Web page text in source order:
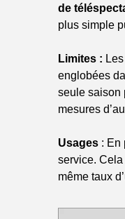
de
plus simple
Limites :
englobées
seule saison
mesures
Usages : En
service.
même taux